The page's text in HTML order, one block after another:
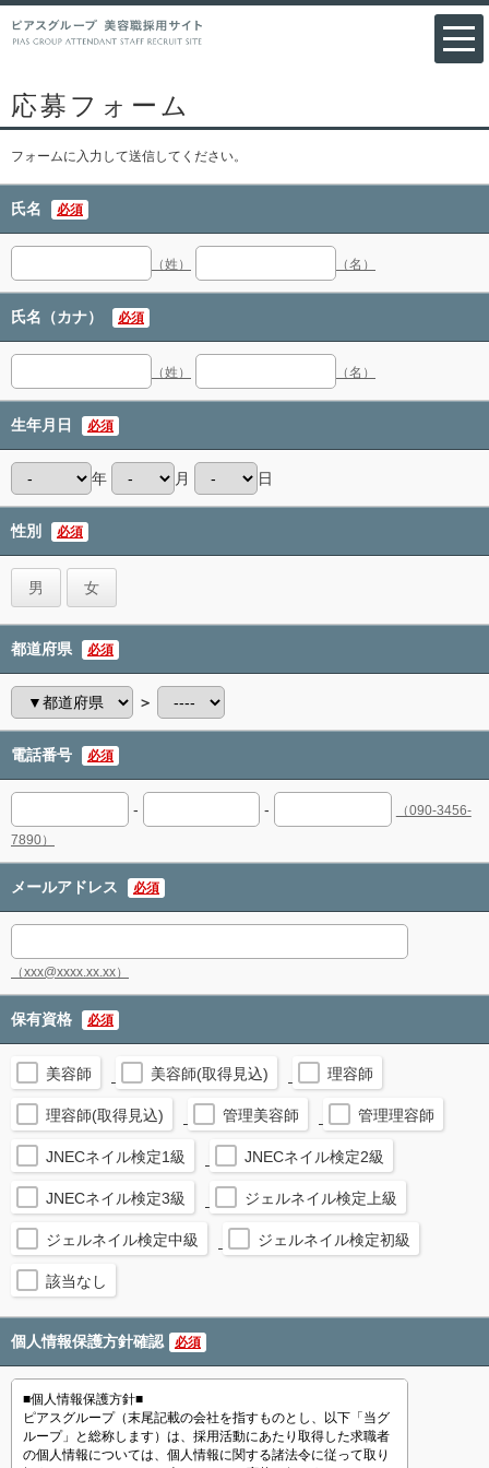
応募フォーム
フォームに入力して送信してください。
氏名 必須
（姓） （名）
氏名（カナ） 必須
（姓） （名）
生年月日 必須
年 月 日
性別 必須
男 女
都道府県 必須
＞
電話番号 必須
- -
（090-3456-
7890）
メールアドレス 必須
（xxx@xxxx.xx.xx）
保有資格 必須
美容師 美容師(取得見込) 理容師
理容師(取得見込) 管理美容師 管理理容師
JNECネイル検定1級 JNECネイル検定2級
JNECネイル検定3級 ジェルネイル検定上級
ジェルネイル検定中級 ジェルネイル検定初級
該当なし
個人情報保護方針確認 必須